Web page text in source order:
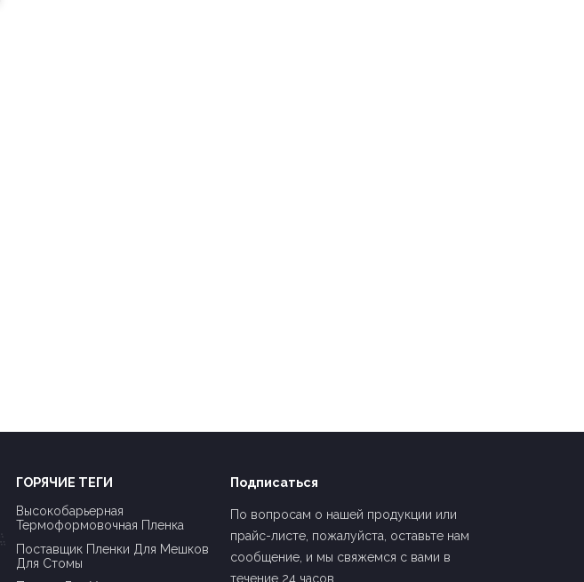
ГОРЯЧИЕ ТЕГИ
Высокобарьерная
Термоформовочная Пленка
Поставщик Пленки Для Мешков
Для Стомы
Подписаться
По вопросам о нашей продукции или
прайс-листе, пожалуйста, оставьте нам
сообщение, и мы свяжемся с вами в
течение 24 часов.